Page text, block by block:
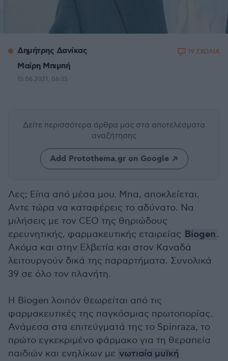
Δημήτρης Δανίκας
Μαίρη Μπιμπή
15.06.2021, 06:35
19 ΣΧΟΛΙΑ
Δείτε περισσότερα άρθρα μας στα αποτελέσματα
αναζήτησης
Add Protothema.gr on Google
Λες; Είπα από μέσα μου. Μπα, αποκλείεται.
Αντε τώρα να καταφέρεις το αδύνατο. Να
μιλήσεις με τον CEO της θηριώδους
ερευνητικής, φαρμακευτικής εταιρείας Biogen.
Ακόμα και στην Ελβετία και στον Καναδά
λειτουργούν δικά της παραρτήματα. Συνολικά
39 σε όλο τον πλανήτη.
Η Biogen λοιπόν θεωρείται από τις
φαρμακευτικές της παγκόσμιας πρωτοπορίας.
Ανάμεσα στα επιτεύγματά της το Spinraza, το
πρώτο εγκεκριμένο φάρμακο για τη θεραπεία
παιδιών και ενηλίκων με νωτιαία μυϊκή